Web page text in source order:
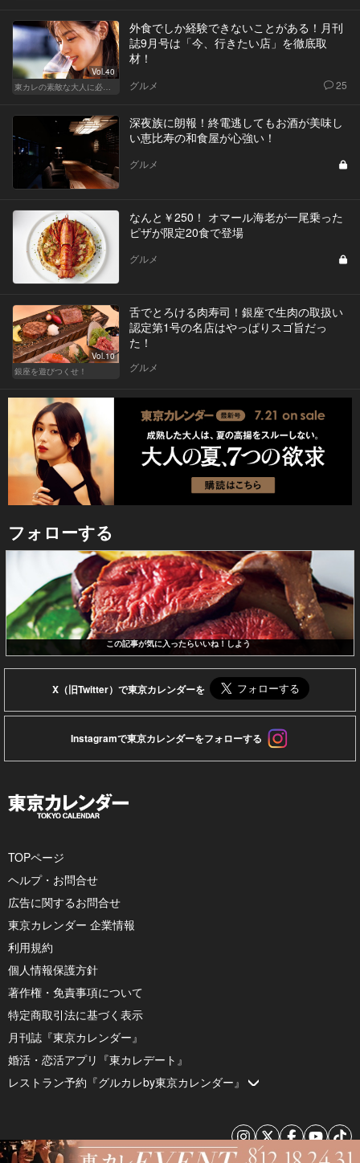
Vol.40
東カレの素敵な大人に必要なこと
外食でしか経験できないことがある！月刊
誌9月号は「今、行きたい店」を徹底取
材！
グルメ 25
深夜族に朗報！終電逃してもお酒が美味し
い恵比寿の和食屋が心強い！
グルメ
なんと￥250！ オマール海老が一尾乗った
ピザが限定20食で登場
グルメ
Vol.10
銀座を遊びつくせ！
舌でとろける肉寿司！銀座で生肉の取扱い
認定第1号の名店はやっぱりスゴ旨だっ
た！
グルメ
フォローする
この記事が気に入ったらいいね！しよう
X（旧Twitter）で東京カレンダーを
Instagramで東京カレンダーをフォローする
TOPページ
ヘルプ・お問合せ
広告に関するお問合せ
東京カレンダー 企業情報
利用規約
個人情報保護方針
著作権・免責事項について
特定商取引法に基づく表示
月刊誌『東京カレンダー』
婚活・恋活アプリ『東カレデート』
レストラン予約『グルカレby東京カレンダー』
© 2026 by Tokyo Calendar, Inc.